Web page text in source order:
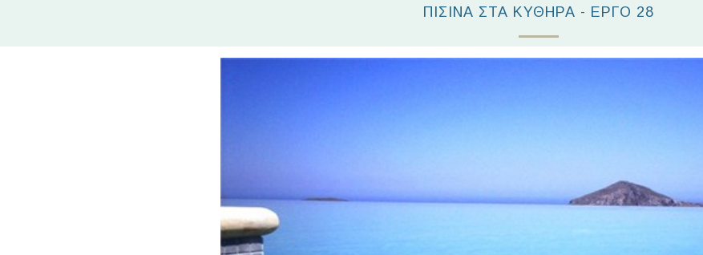
ΠΙΣΙΝΑ ΣΤΑ ΚΥΘΗΡΑ - ΕΡΓΟ 28